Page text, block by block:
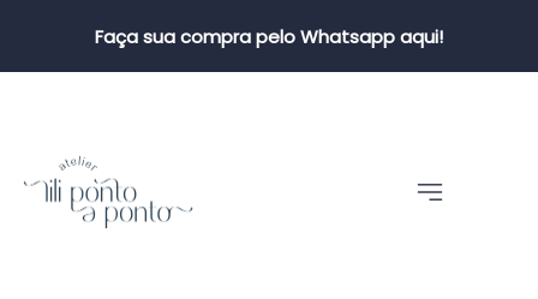
Faça sua compra pelo Whatsapp aqui!